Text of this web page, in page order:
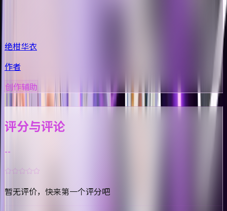
绝柑华衣
作者
创作辅助
评论 动态
评分与评论
--
暂无评价，快来第一个评分吧